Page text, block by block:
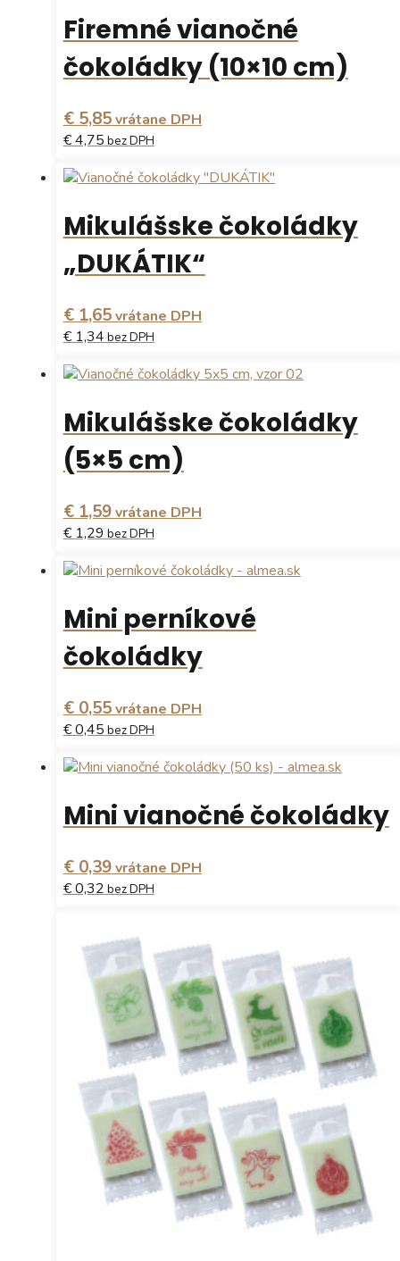
Firemné vianočné
čokoládky (10×10 cm)
€ 5,85vrátane DPH
€ 4,75 bez DPH
Tento
produkt
viacero
Možnosti
môžete
vybrať
na
stránke
produktu.
Mikulášske čokoládky
„DUKÁTIK“
€ 1,65vrátane DPH
€ 1,34 bez DPH
Mikulášske čokoládky
(5×5 cm)
€ 1,59vrátane DPH
€ 1,29 bez DPH
Mini perníkové
čokoládky
€ 0,55vrátane DPH
€ 0,45bez DPH
Mini vianočné čokoládky
€ 0,39vrátane DPH
€ 0,32bez DPH